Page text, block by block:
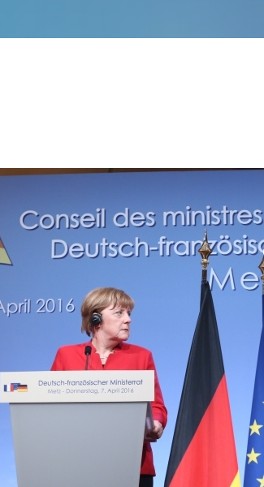
Detention of Enes Hocaoğulları
SECGEN ,17 AUG ’25
Support for LYMEC and ALDE
party
4 MAR ’25
YDE fully supports
President Zelensky
and the Ukrainian
heroes
SECGEN ,1 MAR ’25